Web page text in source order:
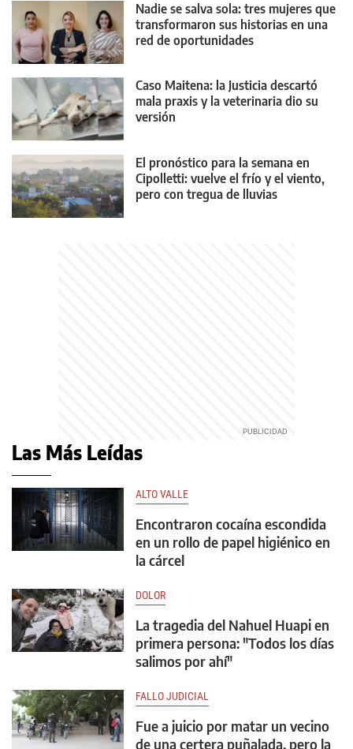
Nadie se salva sola: tres mujeres que
transformaron sus historias en una
red de oportunidades
Caso Maitena: la Justicia descartó
mala praxis y la veterinaria dio su
versión
El pronóstico para la semana en
Cipolletti: vuelve el frío y el viento,
pero con tregua de lluvias
Las Más Leídas
ALTO VALLE
Encontraron cocaína escondida
en un rollo de papel higiénico en
la cárcel
DOLOR
La tragedia del Nahuel Huapi en
primera persona: "Todos los días
salimos por ahí"
FALLO JUDICIAL
Fue a juicio por matar un vecino
de una certera puñalada, pero la